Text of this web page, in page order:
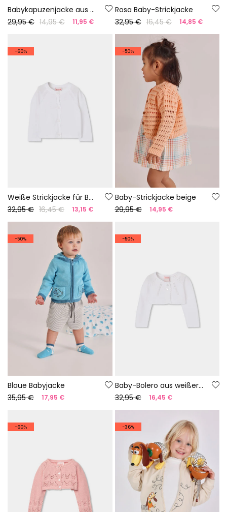
Babykapuzenjacke aus grünem Frottee.
29,95 € 14,95 € 11,95 €
Rosa Baby-Strickjacke
32,95 € 16,45 € 14,85 €
-60%
Weiße Strickjacke für Babys
32,95 € 16,45 € 13,15 €
-50%
Baby-Strickjacke beige
29,95 €
14,95 €
-50%
Blaue Babyjacke
35,95 €
17,95 €
-50%
Baby-Bolero aus weißer Baumwolle
32,95 €
16,45 €
-60% -36%